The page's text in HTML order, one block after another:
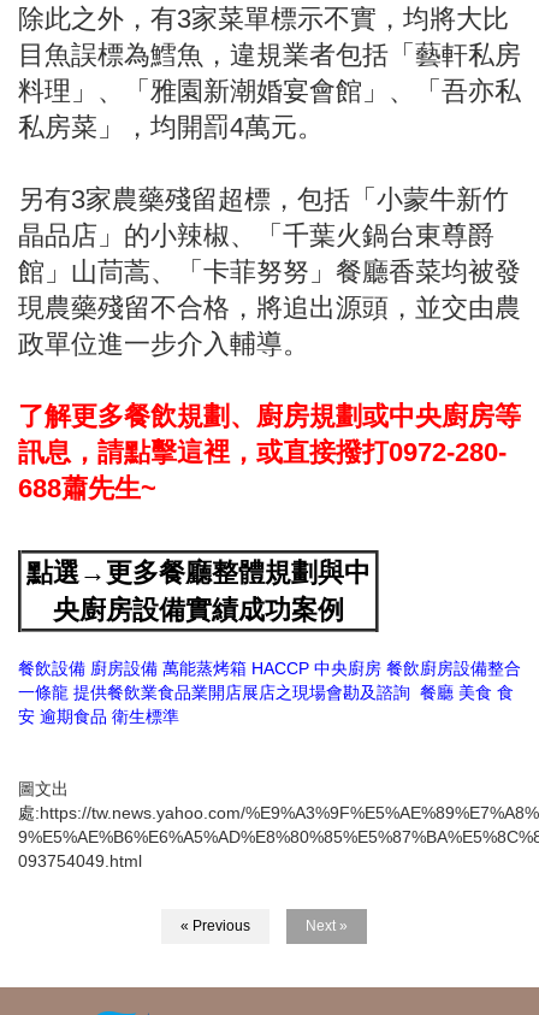
除此之外，有3家菜單標示不實，均將大比
目魚誤標為鱈魚，違規業者包括「藝軒私房
料理」、「雅園新潮婚宴會館」、「吾亦私
私房菜」，均開罰4萬元。
另有3家農藥殘留超標，包括「小蒙牛新竹
晶品店」的小辣椒、「千葉火鍋台東尊爵
館」山茼蒿、「卡菲努努」餐廳香菜均被發
現農藥殘留不合格，將追出源頭，並交由農
政單位進一步介入輔導。
了解更多餐飲規劃、廚房規劃或中央廚房等
訊息，請點擊這裡，或直接撥打0972-280-
688蕭先生~
點選→更多餐廳整體規劃與中
央廚房設備實績成功案例
餐飲設備 廚房設備 萬能蒸烤箱 HACCP 中央廚房 餐飲廚房設備整合
一條龍 提供餐飲業食品業開店展店之現場會勘及諮詢 餐廳 美食 食
安 逾期食品 衛生標準
圖文出
處:https://tw.news.yahoo.com/
093754049.html
« Previous Next »